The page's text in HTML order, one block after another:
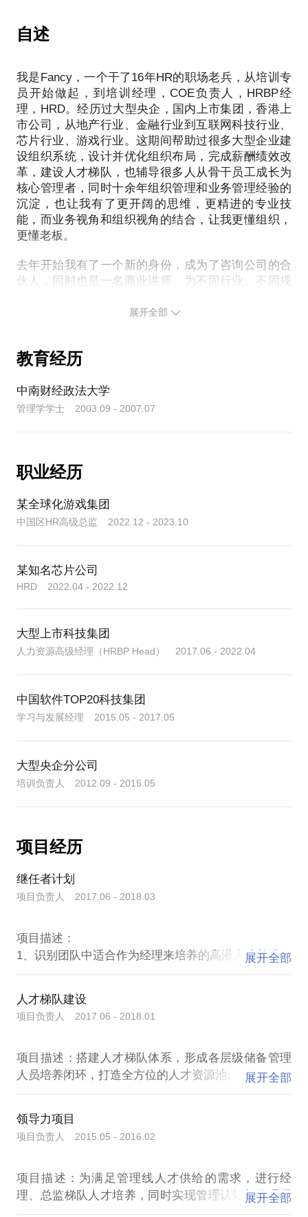
可能是你不知道自己的人格特质、认知能力、动机偏
好，不知道情绪对职业影响的机制造成的。
一次轻咨询的收获：
1、探索你的价值观、人格特点、认知、动机、爱好、
技能，探究底层原因。
2、全维度分析你的职业生涯，通过职业分析，帮你定
义职业问题并区分优先级策略。
3、帮助盘点资源，进行行业、公司、职位探索，进行
职业策略设计。
4、给予面试、简历、offer谈判建议。
5、辅导行动计划，监督拿到结果。
1、优化简历结构，重塑个人经历，量化当下能力和未
2、帮助进行个人定位，找准面向未来1-3年所在行业
的努力方向、升职加薪方法
3、模拟面试，帮助分析面试岗位的考核标准和要点，
提供面试思路
4、结合当前资源人脉，推荐就业机会参考
如果您和您的团队目前也遇到了如下难题，不妨做个
1、公司的战略目标如何制定？公司目标如何分解执行
下去？
2、员工不愿意接受公司制定的目标怎么办？目标空洞
无法执行考核怎么办？
3、组织架构、岗位编制、人员配置怎么设计，才能合
理有效？
效考核？
6、不同岗位的薪酬机制如何设计？怎样保证薪酬对员
工的激励性？
7、人才盘点要怎么样做，才能准确有效？
9、如何培养HRBP，如何让BP更懂业务？HR三支柱
10、组织变革究竟如何做，才能减少阻力达成预期效
获的价值：
2、技术工具上的应用—— 也许1～2周针对性的工具
开发和练习就能帮助你们落地；
自述
我是Fancy，一个干了16年HR的职场老兵，从培训专
员开始做起，到培训经理，COE负责人，HRBP经
理，HRD。经历过大型央企，国内上市集团，香港上
市公司，从地产行业、金融行业到互联网科技行业、
芯片行业、游戏行业。这期间帮助过很多大型企业建
设组织系统，设计并优化组织布局，完成薪酬绩效改
革，建设人才梯队，也辅导很多人从骨干员工成长为
核心管理者，同时十余年组织管理和业务管理经验的
沉淀，也让我有了更开阔的思维，更精进的专业技
能，而业务视角和组织视角的结合，让我更懂组织，
更懂老板。
去年开始我有了一个新的身份，成为了咨询公司的合
伙人，同时也是一名商业讲师。为不同行业、不同规
决组织管理问题，帮助更多的创业者把企业做得更稳
导老师，指导应届大学生如何找准职业定位，规划职
我能为你做些什么？
的成本和更短的时间帮你打好企业经营的基础。
如果你是业务管理者，也许我能帮你解决你正在头疼
的人力资源难题，帮你找到下一步你职业突破的方
向，帮你提升你的领导力水平，陪你一起面对现实问
如果你是HR伙伴，我可以与你分享我的职业成长心
得，在OD/TD/HRBP等专业领域给你进行专业赋能，
如果你正在找工作，如果你面临职业瓶颈，如果你处
自己的定位，发现自我优势，制定职业发展计划，同
时也能结合这么多年的职场经验帮你分析工作机会，
展开全部
教育经历
中南财经政法大学
管理学学士 2003.09 - 2007.07
职业经历
某全球化游戏集团
中国区HR高级总监 2022.12 - 2023.10
某知名芯片公司
HRD 2022.04 - 2022.12
大型上市科技集团
人力资源高级经理（HRBP Head） 2017.06 - 2022.04
中国软件TOP20科技集团
学习与发展经理 2015.05 - 2017.05
大型央企分公司
培训负责人 2012.09 - 2015.05
项目经历
继任者计划
项目负责人 2017.06 - 2018.03
项目描述：
1、识别团队中适合作为经理来培养的高潜人才并进行
换；
3、持续进行培养与评估反馈帮助其逐步成长为一名优
项目职责：
1、识别：构建经理胜任力模型，通过观察评估其团队
馈信息，匹配关键项上的潜力完成对高潜人才识别定
义。
对性培养计划，参考3E能力发展框架，主要从传统培
训、工作历练、汇报与导师指导三方面进行强化训
展开全部
人才梯队建设
项目负责人 2017.06 - 2018.01
项目描述：搭建人才梯队体系，形成各层级储备管理
人员培养闭环，打造全方位的人才资源池。
思考维度。“相马”思路用于经理B角、主管B角梯队人
才建设培养，选拔环节设立高门槛，通过精准识别后
人才建设培养，在培养中不断识别不断淘汰。
2、经理B角培养：通过高潜识别确定培养对象，评估
展开全部
领导力项目
项目负责人 2015.05 - 2016.02
项目描述：为满足管理线人才供给的需求，进行经
理、总监梯队人才培养，同时实现管理认知与管理语
展开全部